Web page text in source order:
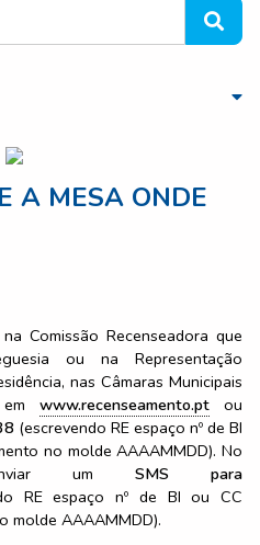
A MESA ONDE
Comissão Recenseadora que
ou na Representação
nas Câmaras Municipais
emwww.recenseamento.pt
ou
(escrevendo RE espaço nº de BI
no molde AAAAMMDD). No
um SMS para
RE espaço nº de BI ou CC
molde AAAAMMDD).